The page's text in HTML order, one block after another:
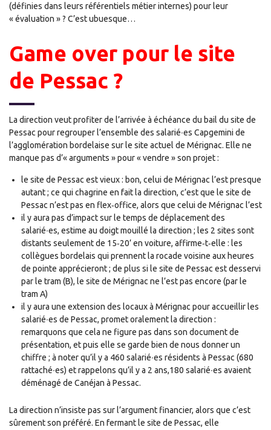
(définies dans leurs référentiels métier internes) pour leur
« évaluation » ? C’est ubuesque…
Game over pour le site
de Pessac ?
La direction veut profiter de l’arrivée à échéance du bail du site de
Pessac pour regrouper l’ensemble des salarié∙es Capgemini de
l’agglomération bordelaise sur le site actuel de Mérignac. Elle ne
manque pas d’« arguments » pour « vendre » son projet :
le site de Pessac est vieux : bon, celui de Mérignac l’est presque
autant ; ce qui chagrine en fait la direction, c’est que le site de
Pessac n’est pas en flex‐office, alors que celui de Mérignac l’est
il y aura pas d’impact sur le temps de déplacement des
salarié∙es, estime au doigt mouillé la direction ; les 2 sites sont
distants seulement de 15‐20’ en voiture, affirme‐t‐elle : les
collègues bordelais qui prennent la rocade voisine aux heures
de pointe apprécieront ; de plus si le site de Pessac est desservi
par le tram (B), le site de Mérignac ne l’est pas encore (par le
tram A)
il y aura une extension des locaux à Mérignac pour accueillir les
salarié∙es de Pessac, promet oralement la direction :
remarquons que cela ne figure pas dans son document de
présentation, et puis elle se garde bien de nous donner un
chiffre ; à noter qu’il y a 460 salarié∙es résidents à Pessac (680
rattaché∙es) et rappelons qu’il y a 2 ans,180 salarié∙es avaient
déménagé de Canéjan à Pessac.
La direction n’insiste pas sur l’argument financier, alors que c’est
sûrement son préféré. En fermant le site de Pessac, elle